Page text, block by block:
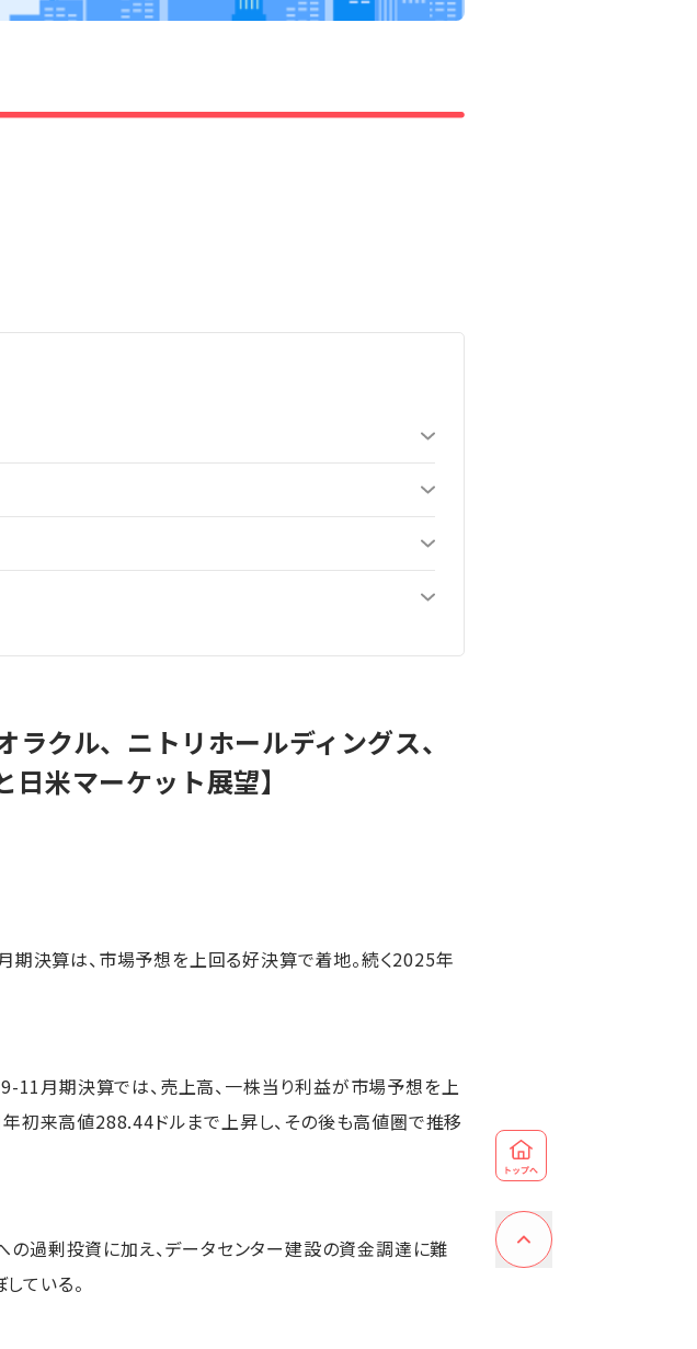
クル、ニトリホールディングス、
米マーケット展望】
期決算は、市場予想を上回る好決算で着地。続く2025年
11月期決算では、売上高、一株当り利益が市場予想を上
初来高値288.44ドルまで上昇し、その後も高値圏で推移
の過剰投資に加え、データセンター建設の資金調達に難
ている。